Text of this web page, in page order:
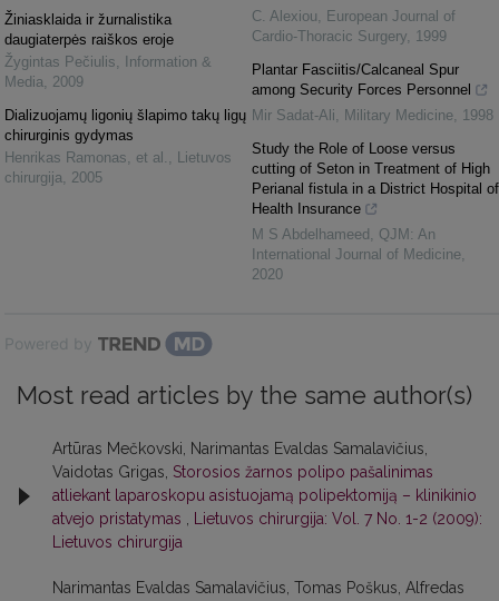
Žiniasklaida ir žurnalistika
daugiaterpės raiškos eroje
Žygintas Pečiulis,
Information &
Media, 2009
Dializuojamų ligonių šlapimo takų ligų
chirurginis gydymas
Henrikas Ramonas, et al. , Lietuvos
chirurgija, 2005
C. Alexiou, European Journal of
Cardio-Thoracic Surgery, 1999
Plantar Fasciitis/Calcaneal Spur
among Security Forces Personnel
Mir Sadat-Ali, Military Medicine, 1998
Study the Role of Loose versus
cutting of Seton in Treatment of High
Perianal fistula in a District Hospital of
Health Insurance
M S Abdelhameed , QJM: An
International Journal of Medicine,
2020
Powered by
Most read articles by the same author(s)
Artūras Mečkovski, Narimantas Evaldas Samalavičius,
Vaidotas Grigas, Storosios žarnos polipo pašalinimas
atliekant laparoskopu asistuojamą polipektomiją – klinikinio
atvejo pristatymas
Lietuvos chirurgija: Vol. 7 No. 1-2 (2009):
Lietuvos chirurgija
Narimantas Evaldas Samalavičius, Tomas Poškus, Alfredas